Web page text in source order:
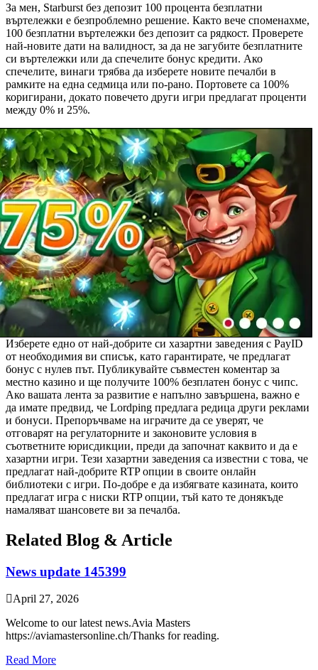
За мен, Starburst без депозит 100 процента безплатни
въртележки е безпроблемно решение. Както вече споменахме,
100 безплатни въртележки без депозит са рядкост. Проверете
най-новите дати на валидност, за да не загубите безплатните
си въртележки или да спечелите бонус кредити. Ако
спечелите, винаги трябва да изберете новите печалби в
рамките на една седмица или по-рано. Портовете са 100%
коригирани, докато повечето други игри предлагат проценти
между 0% и 25%.
Изберете едно от най-добрите си хазартни заведения с PayID
от необходимия ви списък, като гарантирате, че предлагат
бонус с нулев път. Публикувайте съвместен коментар за
местно казино и ще получите 100% безплатен бонус с чипс.
Ако вашата лента за развитие е напълно завършена, важно е
да имате предвид, че Lordping предлага редица други реклами
и бонуси. Препоръчваме на играчите да се уверят, че
отговарят на регулаторните и законовите условия в
съответните юрисдикции, преди да започнат каквито и да е
хазартни игри. Тези хазартни заведения са известни с това, че
предлагат най-добрите RTP опции в своите онлайн
библиотеки с игри. По-добре е да избягвате казината, които
предлагат игра с ниски RTP опции, тъй като те донякъде
намаляват шансовете ви за печалба.
Related Blog & Article
News update 145399
April 27, 2026
Welcome to our latest news.Avia Masters
https://aviamastersonline.ch/Thanks for reading.
Read More